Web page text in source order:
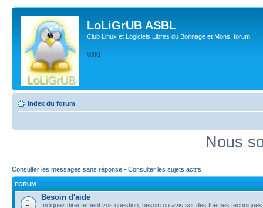
LoLiGrUB ASBL
Club Linux et Logiciels Libres du Borinage et Mons: forum
WIKI
Index du forum
Nous
Consulter les messages sans réponse • Consulter les sujets actifs
FORUM
Besoin d'aide
Indiquez directement vos question, besoin ou avis sur des thèmes